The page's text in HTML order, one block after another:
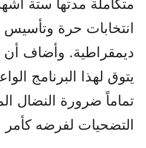
متكاملة مدتها ستة
انتخابات حرة وتأسيس
ديمقراطية. وأضاف أن
يتوق لهذا البرنامج
تماماً ضرورة النضال
التضحيات لفرضه كأمر